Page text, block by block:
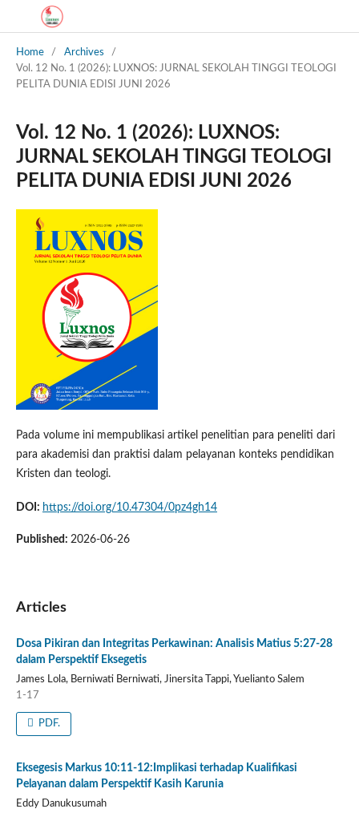
Home / Archives
/
Vol. 12 No. 1 (2026): LUXNOS: JURNAL SEKOLAH TINGGI TEOLOGI
PELITA DUNIA EDISI JUNI 2026
Vol. 12 No. 1 (2026): LUXNOS:
JURNAL SEKOLAH TINGGI TEOLOGI
PELITA DUNIA EDISI JUNI 2026
Pada volume ini mempublikasi artikel penelitian para peneliti dari
para akademisi dan praktisi dalam pelayanan konteks pendidikan
Kristen dan teologi.
DOI: https://doi.org/10.47304/0pz4gh14
Published: 2026-06-26
Articles
Dosa Pikiran dan Integritas Perkawinan: Analisis Matius 5:27-28
dalam Perspektif Eksegetis
James Lola, Berniwati Berniwati, Jinersita Tappi, Yuelianto Salem
1-17
PDF.
Eksegesis Markus 10:11-12:Implikasi terhadap Kualifikasi
Pelayanan dalam Perspektif Kasih Karunia
Eddy Danukusumah